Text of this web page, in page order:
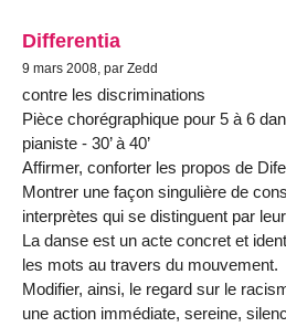
Differentia
9 mars 2008, par Zedd
contre les discriminations
Pièce chorégraphique pour 5 à 6
pianiste - 30’ à 40’
Affirmer, conforter les propos de
Montrer une façon singulière de
interprètes qui se distinguent par
La danse est un acte concret et
les mots au travers du mouvement.
Modifier, ainsi, le regard sur le
une action immédiate, sereine,